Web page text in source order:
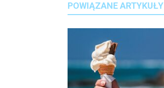
POWIĄZANE ARTYKUŁY